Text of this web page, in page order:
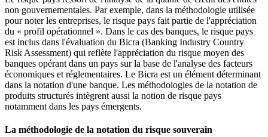
non gouvernementales. Par exemple, dans la méthodologie utilisée
pour noter les entreprises, le risque pays fait partie de l'appréciation
du « profil opérationnel ». Dans le cas des banques, le risque pays
est inclus dans l'évaluation du Bicra (Banking Industry Country
Risk Assessment) qui reflète l'appréciation du risque moyen des
banques opérant dans un pays sur la base de l'analyse des facteurs
économiques et réglementaires. Le Bicra est un élément déterminant
dans la notation d'une banque. Les méthodologies de la notation de
produits structurés intègrent aussi la notion de risque pays
notamment dans les pays émergents.
La méthodologie de la notation du risque souverain